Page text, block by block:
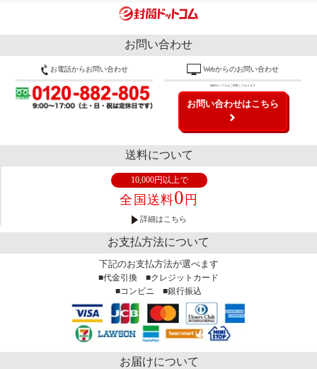
お問い合わせ
お電話からお問い合わせ Webからのお問い合わせ
無料サンプルもご用意しております
お問い合わせはこちら
送料について
10,000円以上で
全国送料0 円
詳細はこちら
お支払方法について
下記のお支払方法が選べます
■代金引換 ■クレジットカード
■コンビニ ■銀行振込
お届けについて